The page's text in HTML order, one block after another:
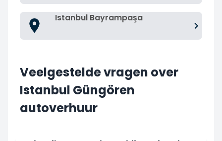
Istanbul Bayrampaşa
Veelgestelde vragen over
Istanbul Güngören
autoverhuur